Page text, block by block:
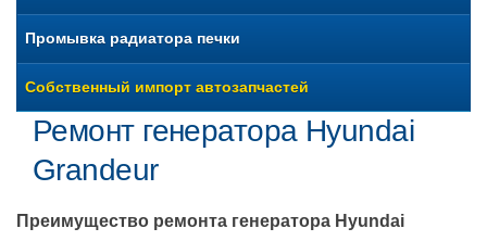
Промывка радиатора печки
Собственный импорт автозапчастей
Ремонт генератора Hyundai
Grandeur
Преимущество ремонта генератора Hyundai